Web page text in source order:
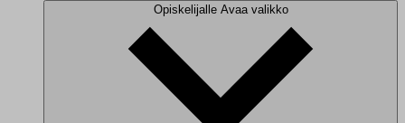
Opiskelijalle Avaa valikko